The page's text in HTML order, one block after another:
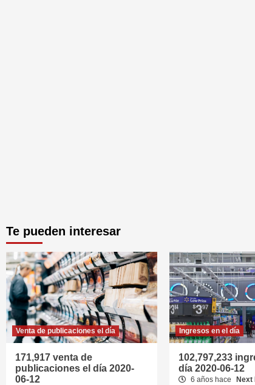
Te pueden interesar
Venta de publicaciones el día
171,917 venta de
publicaciones el día 2020-
06-12
Ingresos en el día
102,797,233
día 2020-06-12
6 años hace Next